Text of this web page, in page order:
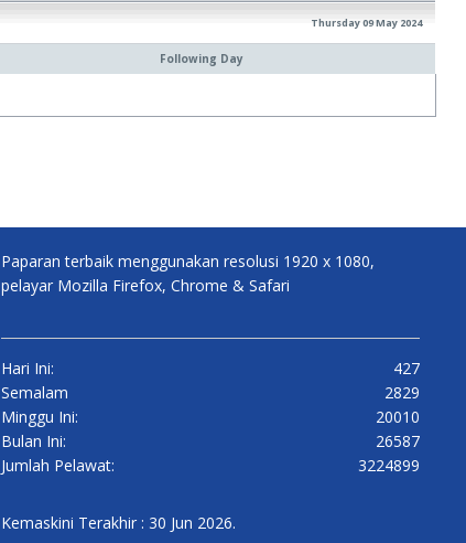
Thursday 09 May 2024
Following Day
Paparan terbaik menggunakan resolusi 1920 x 1080,
pelayar Mozilla Firefox, Chrome & Safari
Hari Ini:
427
Semalam
2829
Minggu Ini:
20010
Bulan Ini:
26587
Jumlah Pelawat:
3224899
Kemaskini Terakhir : 30 Jun 2026.